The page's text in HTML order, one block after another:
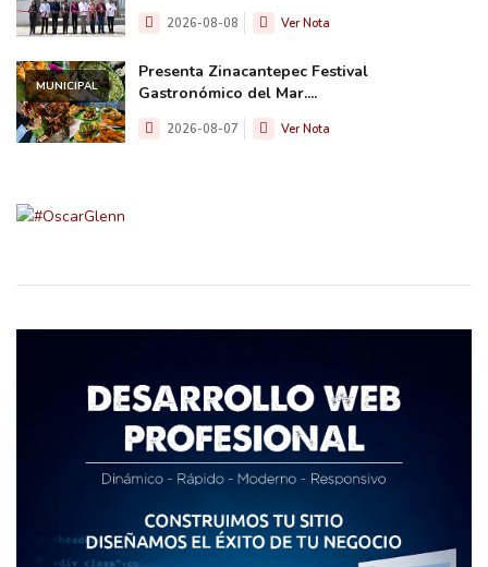
2026-08-08 Ver Nota
MUNICIPAL
Presenta Zinacantepec Festival
Gastronómico del Mar....
2026-08-07 Ver Nota